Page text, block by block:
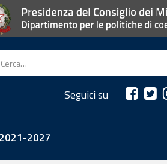
Seguici su
2021-2027